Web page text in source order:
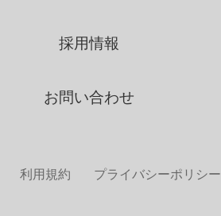
採用情報
お問い合わせ
利用規約 プライバシーポリシー